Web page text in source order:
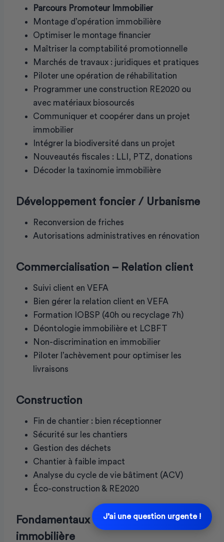
Parcours Promoteur Immobilier
Montage d’opération immobilière
Optimiser le montage financier
Maîtriser la comptabilité promotionnelle
Marchés de travaux : juridiques et pratiques
Piloter une opération de réhabilitation
Programmer une construction RE2020 ou
avec matériaux biosourcés
Communiquer et coopérer dans un projet
immobilier
Intégrer la biodiversité dans un projet
Nouveautés fiscales : LLI, PTZ, donations
Décoder la taxinomie immobilière
Développement foncier / Urbanisme
Reconversion de friches
Autorisations administratives en rénovation
Commercialisation – Relation client
Suivi client en VEFA
Bien gérer la relation client en VEFA
Formation IOBSP (40h ou recyclage 7h)
Déontologie immobilière et LCBFT
Non-discrimination en immobilier
Piloter l’achèvement pour optimiser les
livraisons
Construction
Fin de chantier : bien réceptionner
Sécurité sur les chantiers
Gestion des déchets
Chantier à faible impact
Analyse du cycle de vie bâtiment (ACV)
Éco-construction & RE2020
Fondamentaux de la promotion
immobilière
J’ai une question urgente !